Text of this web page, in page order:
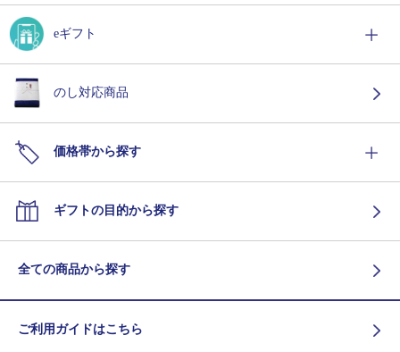
eギフト
のし対応商品
価格帯から探す
ギフトの目的から探す
全ての商品から探す
ご利用ガイドはこちら